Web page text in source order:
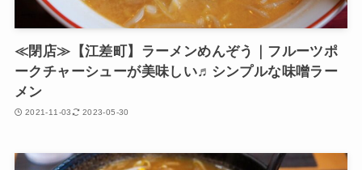
≪閉店≫【江差町】ラーメンめんぞう｜フルーツポ
ークチャーシューが美味しい♬シンプルな味噌ラー
メン
2021-11-03 2023-05-30